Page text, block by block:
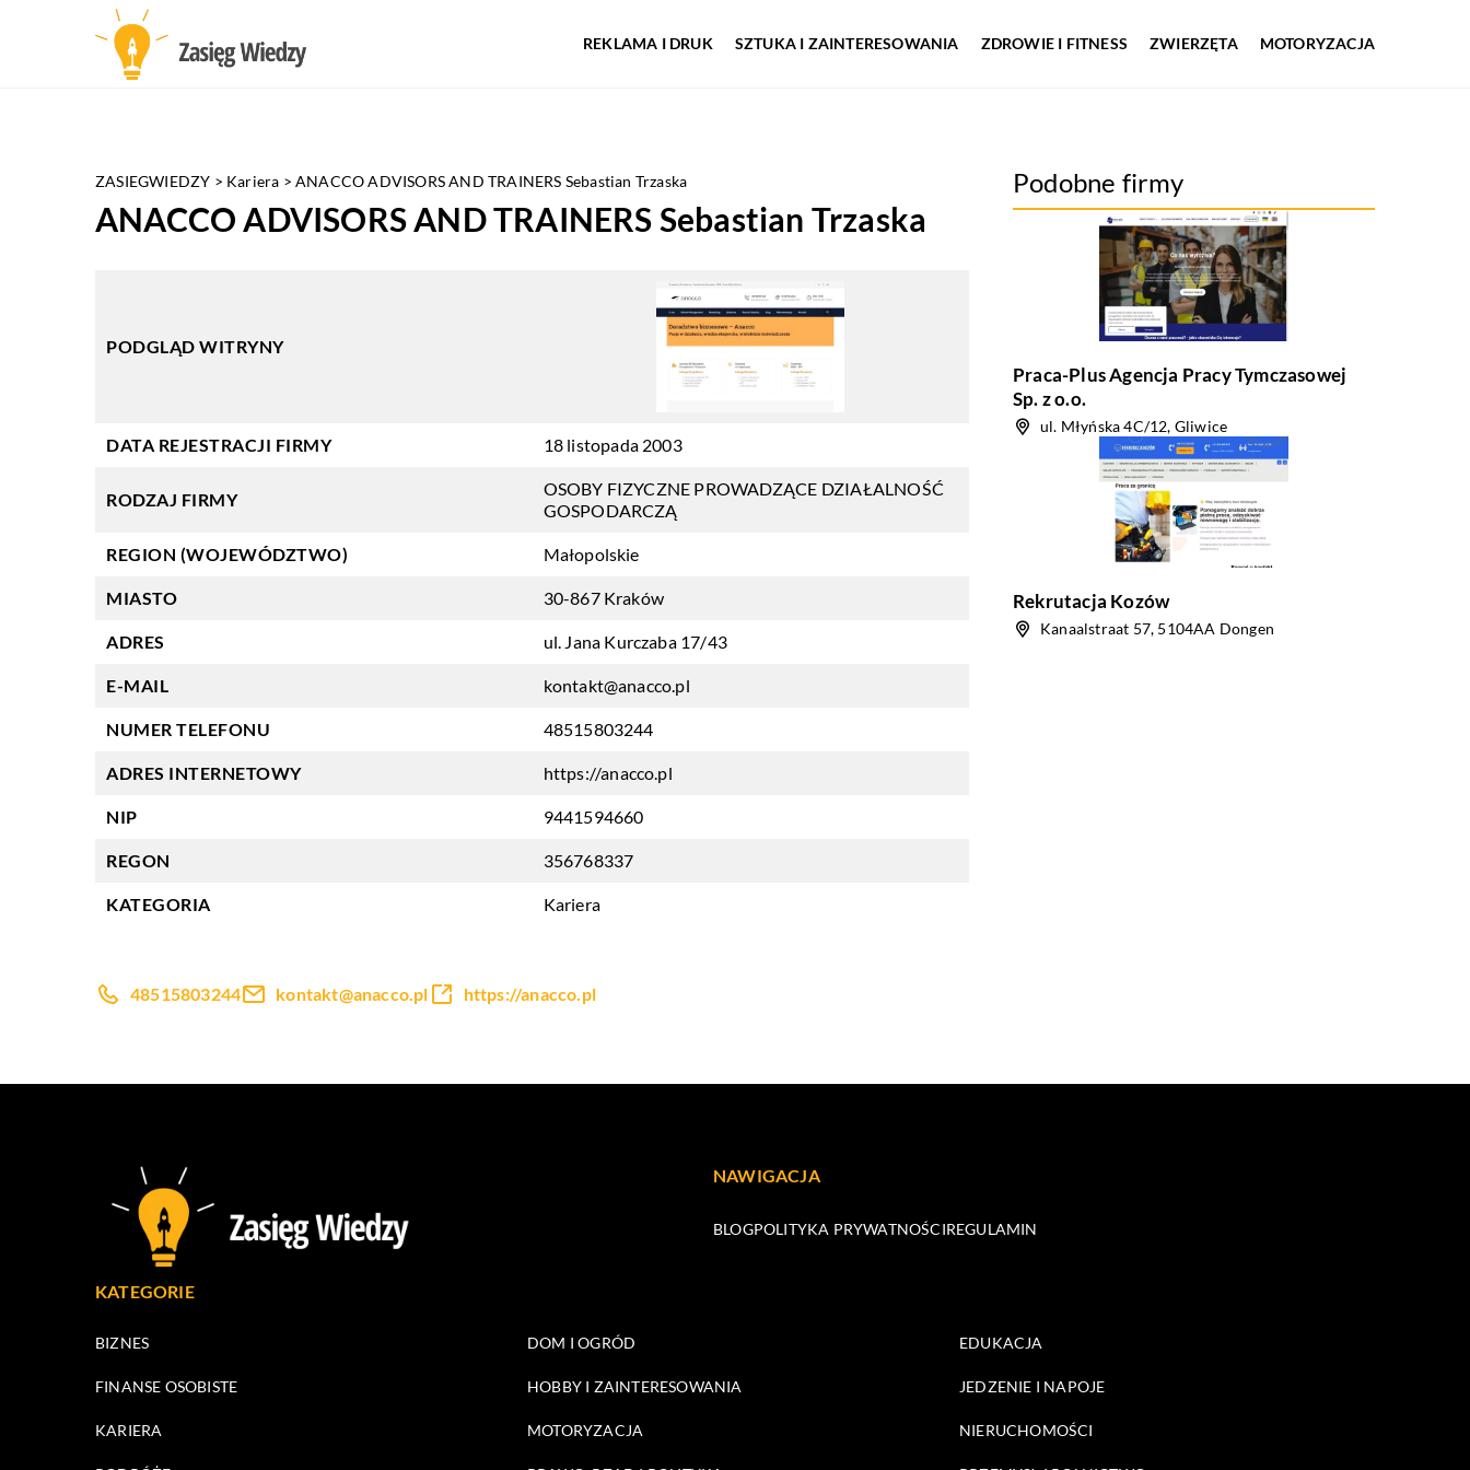
REKLAMA I DRUK SZTUKA I ZAINTERESOWANIA ZDROWIE I FITNESS ZWIERZĘTA MOTORYZACJA
ZASIEGWIEDZY > Kariera >ANACCO ADVISORS AND TRAINERS Sebastian Trzaska
ANACCO ADVISORS AND TRAINERS Sebastian Trzaska
PODGLĄD WITRYNY
DATA REJESTRACJI FIRMY 18 listopada 2003
RODZAJ FIRMY
OSOBY FIZYCZNE PROWADZĄCE DZIAŁALNOŚĆ
GOSPODARCZĄ
REGION (WOJEWÓDZTWO) Małopolskie
MIASTO 30-867 Kraków
ADRES ul. Jana Kurczaba 17/43
E-MAIL kontakt@anacco.pl
NUMER TELEFONU 48515803244
ADRES INTERNETOWY https://anacco.pl
NIP 9441594660
REGON 356768337
KATEGORIA Kariera
Podobne firmy
Praca-Plus Agencja Pracy Tymczasowej
Sp. z o.o.
ul. Młyńska 4C/12, Gliwice
Rekrutacja Kozów
Kanaalstraat 57, 5104AA Dongen
48515803244 kontakt@anacco.pl https://anacco.pl
NAWIGACJA
BLOGPOLITYKA PRYWATNOŚCIREGULAMIN
KATEGORIE
BIZNES DOM I OGRÓD EDUKACJA
FINANSE OSOBISTE HOBBY I ZAINTERESOWANIA JEDZENIE I NAPOJE
KARIERA MOTORYZACJA NIERUCHOMOŚCI